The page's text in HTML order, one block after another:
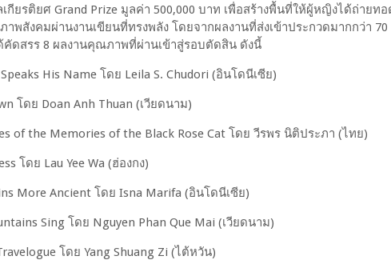
เกียรติยศ Grand Prize มูลค่า 500,000 บาท เพื่อสร้างพื้นที่ให้ผู้หญิงได้ถ่ายท
าพสังคมผ่านงานเขียนที่ทรงพลัง โดยจากผลงานที่ส่งเข้าประกวดมากกว่า 70
คัดสรร 8 ผลงานคุณภาพที่ผ่านเข้าสู่รอบตัดสิน ดังนี้
Speaks His Name โดย Leila S. Chudori (อินโดนีเซีย)
โดย Doan Anh Thuan (เวียดนาม)
of the Memories of the Black Rose Cat โดย วีรพร นิติประภา (ไทย)
โดย Lau Yee Wa (ฮ่องกง)
More Ancient โดย Isna Marifa (อินโดนีเซีย)
Sing โดย Nguyen Phan Que Mai (เวียดนาม)
โดย Yang Shuang Zi (ไต้หวัน)